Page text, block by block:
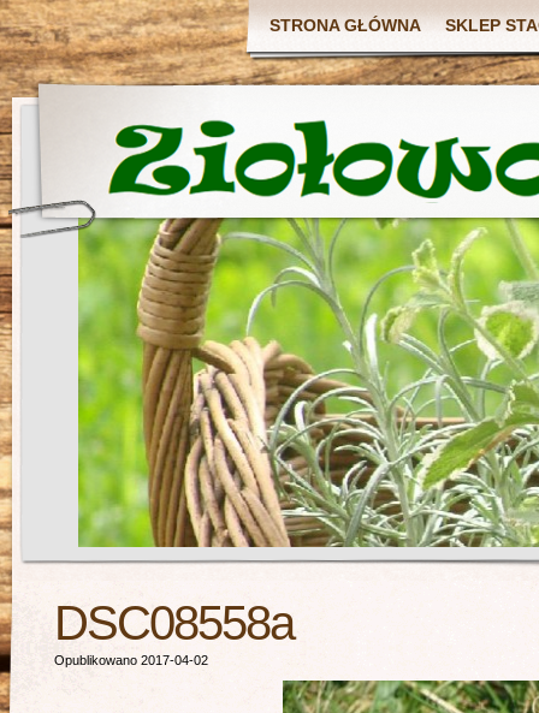
STRONA GŁÓWNA SKLEP
DSC08558a
Opublikowano 2017-04-02